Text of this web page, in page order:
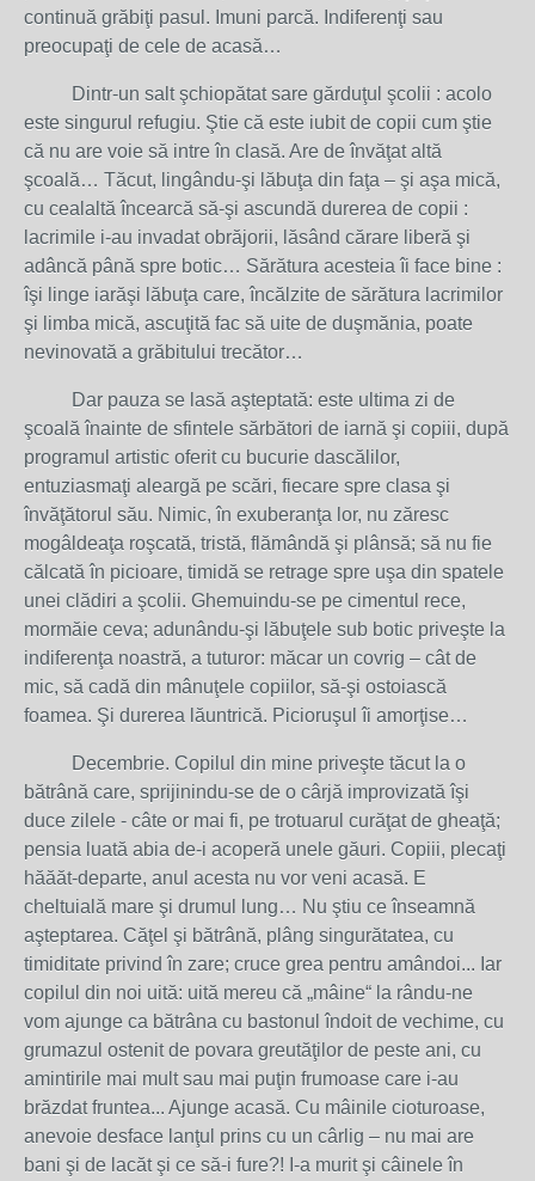
continuă grăbiţi pasul. Imuni parcă. Indiferenţi sau
preocupaţi de cele de acasă…
Dintr-un salt şchiopătat sare gărduţul şcolii : acolo
este singurul refugiu. Ştie că este iubit de copii cum ştie
că nu are voie să intre în clasă. Are de învăţat altă
şcoală… Tăcut, lingându-şi lăbuţa din faţa – şi aşa mică,
cu cealaltă încearcă să-şi ascundă durerea de copii :
lacrimile i-au invadat obrăjorii, lăsând cărare liberă şi
adâncă până spre botic… Sărătura acesteia îi face bine :
îşi linge iarăşi lăbuţa care, încălzite de sărătura lacrimilor
şi limba mică, ascuţită fac să uite de duşmănia, poate
nevinovată a grăbitului trecător…
Dar pauza se lasă aşteptată: este ultima zi de
şcoală înainte de sfintele sărbători de iarnă şi copiii, după
programul artistic oferit cu bucurie dascălilor,
entuziasmaţi aleargă pe scări, fiecare spre clasa şi
învăţătorul său. Nimic, în exuberanţa lor, nu zăresc
mogâldeaţa roşcată, tristă, flămândă şi plânsă; să nu fie
călcată în picioare, timidă se retrage spre uşa din spatele
unei clădiri a şcolii. Ghemuindu-se pe cimentul rece,
mormăie ceva; adunându-şi lăbuţele sub botic priveşte la
indiferenţa noastră, a tuturor: măcar un covrig – cât de
mic, să cadă din mânuţele copiilor, să-şi ostoiască
foamea. Şi durerea lăuntrică. Picioruşul îi amorţise…
Decembrie. Copilul din mine priveşte tăcut la o
bătrână care, sprijinindu-se de o cârjă improvizată îşi
duce zilele - câte or mai fi, pe trotuarul curăţat de gheaţă;
pensia luată abia de-i acoperă unele găuri. Copiii, plecaţi
hăăăt-departe, anul acesta nu vor veni acasă. E
cheltuială mare şi drumul lung… Nu ştiu ce înseamnă
aşteptarea. Căţel şi bătrână, plâng singurătatea, cu
timiditate privind în zare; cruce grea pentru amândoi... Iar
copilul din noi uită: uită mereu că „mâine“ la rându-ne
vom ajunge ca bătrâna cu bastonul îndoit de vechime, cu
grumazul ostenit de povara greutăţilor de peste ani, cu
amintirile mai mult sau mai puţin frumoase care i-au
brăzdat fruntea... Ajunge acasă. Cu mâinile cioturoase,
anevoie desface lanţul prins cu un cârlig – nu mai are
bani şi de lacăt şi ce să-i fure?! I-a murit şi câinele în